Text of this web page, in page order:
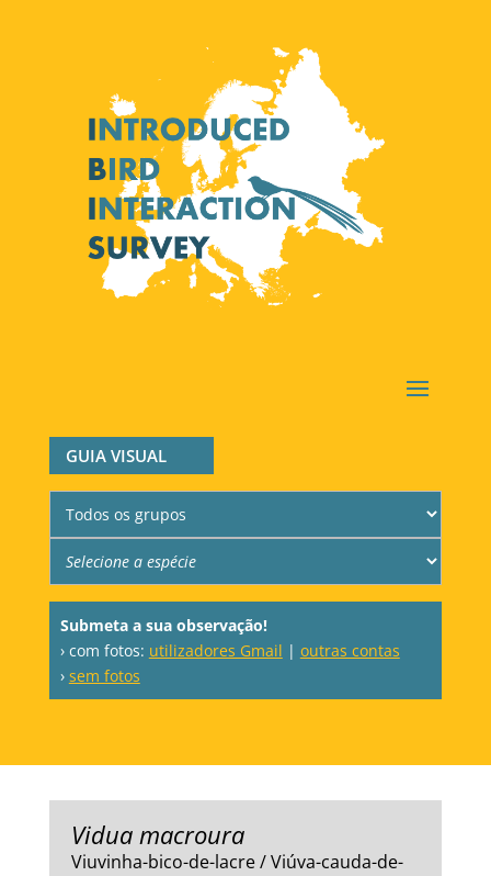
GUIA VISUAL
Submeta a sua observação!
› com fotos: utilizadores Gmail | outras contas
› sem fotos
Vidua macroura
Viuvinha-bico-de-lacre / Viúva-cauda-de-